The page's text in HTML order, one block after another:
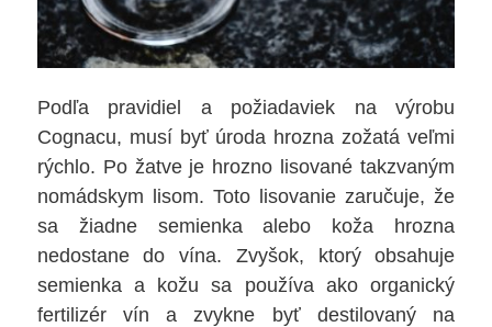
Podľa pravidiel a požiadaviek na výrobu
Cognacu, musí byť úroda hrozna zožatá veľmi
rýchlo. Po žatve je hrozno lisované takzvaným
nomádskym lisom. Toto lisovanie zaručuje, že
sa žiadne semienka alebo koža hrozna
nedostane do vína. Zvyšok, ktorý obsahuje
semienka a kožu sa používa ako organický
fertilizér vín a zvykne byť destilovaný na